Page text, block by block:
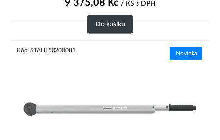
9 375,08 Kč/ KS s DPH
Do košíku
Kód: STAHL50200081 Novinka